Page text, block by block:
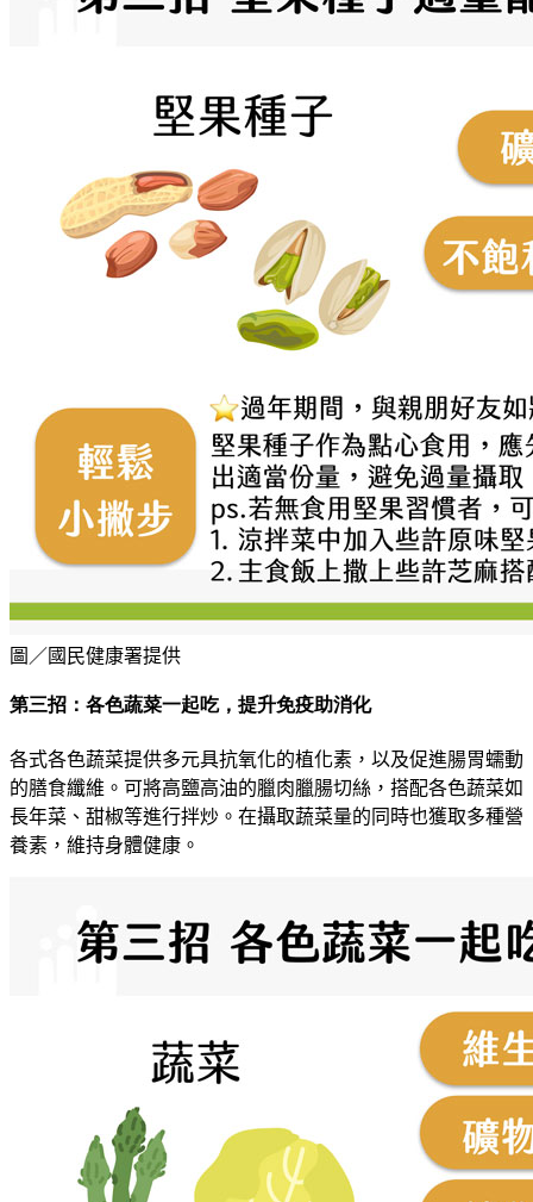
圖／國民健康署提供
第三招：各色蔬菜一起吃，提升免疫助消化
各式各色蔬菜提供多元具抗氧化的植化素 ， 以及促進腸胃蠕動
的膳食纖維。可將高鹽高油的臘肉臘腸切絲，搭配各色蔬菜如
長年菜、甜椒等進行拌炒 。 在攝取蔬菜量的同時也獲取多種營
養素 ， 維持身體健康 。